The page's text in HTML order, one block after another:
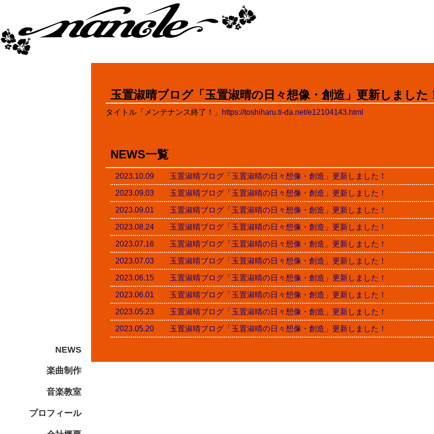
NEWS
楽曲制作
音楽教室
プロフィール
玉置淑晴ブログ「玉置淑晴の日々想像・創造」更新しました
タイトル「メンテナンス終了！」
https://toshiharu.ti-da.net/e12104143.html
NEWS一覧
2023.10.09 玉置淑晴ブログ「玉置淑晴の日々想像・創造」更新しました！
2023.09.03 玉置淑晴ブログ「玉置淑晴の日々想像・創造」更新しました！
2023.09.01 玉置淑晴ブログ「玉置淑晴の日々想像・創造」更新しました！
2023.08.24 玉置淑晴ブログ「玉置淑晴の日々想像・創造」更新しました！
2023.07.16 玉置淑晴ブログ「玉置淑晴の日々想像・創造」更新しました！
2023.07.03 玉置淑晴ブログ「玉置淑晴の日々想像・創造」更新しました！
2023.06.15 玉置淑晴ブログ「玉置淑晴の日々想像・創造」更新しました！
2023.06.01 玉置淑晴ブログ「玉置淑晴の日々想像・創造」更新しました！
2023.05.23 玉置淑晴ブログ「玉置淑晴の日々想像・創造」更新しました！
2023.05.20 玉置淑晴ブログ「玉置淑晴の日々想像・創造」更新しました！